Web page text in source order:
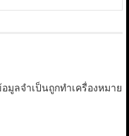
มูลจำเป็นถูกทำเครื่องหมาย